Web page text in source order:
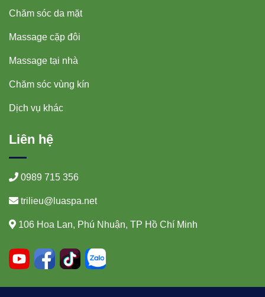
Chăm sóc da mặt
Massage cặp đôi
Massage tại nhà
Chăm sóc vùng kín
Dịch vụ khác
Liên hệ
0989 715 356
trilieu@luaspa.net
106 Hoa Lan, Phú Nhuận, TP Hồ Chí Minh